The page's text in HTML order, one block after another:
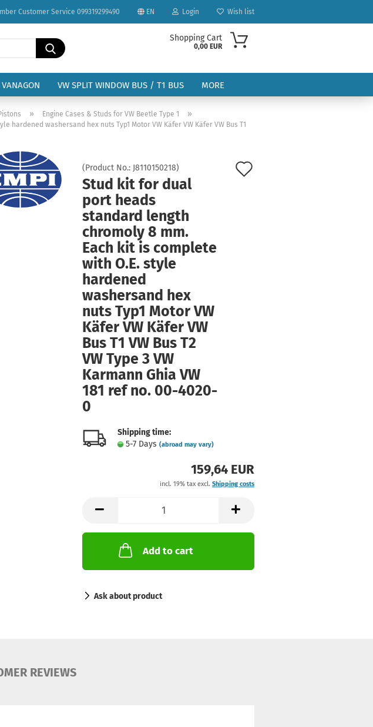
Customer Service 099319299490 EN
Change language
Delivery country
Login
Password
Create a new account
Forgot password?
Wish list
Search...
Shopping Cart
0,00 EUR
VW SPLIT WINDOW BUS / T1 BUS MORE
» Engine Cases & Studs for VW Beetle Type 1 »
washersand hex nuts Typ1 Motor VW Käfer VW Käfer VW Bus T1
(Product No.: J8110150218)
Stud kit for dual
port heads
standard length
chromoly 8 mm.
Each kit is complete
with O.E. style
hardened
washersand hex
nuts Typ1 Motor VW
Käfer VW Käfer VW
Bus T1 VW Bus T2
VW Type 3 VW
Karmann Ghia VW
181 ref no. 00-4020-
0
Shipping time:
5-7 Days (abroad may vary)
159,64 EUR
incl. 19% tax excl. Shipping costs
Add to cart
Ask about product
REVIEWS